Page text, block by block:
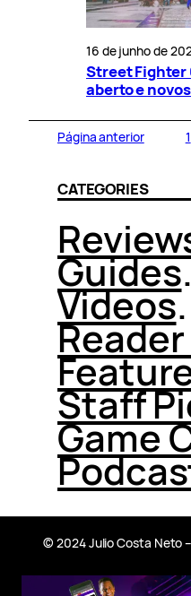
16 de junho de
Street Fighter
aberto e
Página anterior 1
CATEGORIES
Guides
Videos.
Staff
Game
© 2024 Julio Costa Neto